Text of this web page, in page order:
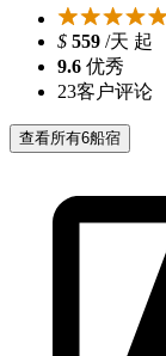
$ 559 /天 起
9.6 优秀
23客户评论
查看所有6船宿